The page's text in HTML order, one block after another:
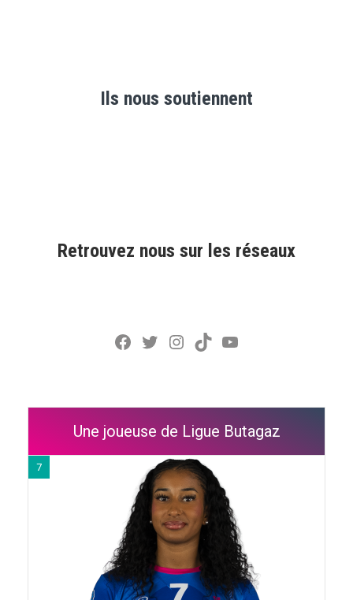
Ils nous soutiennent
Retrouvez nous sur les réseaux
Facebook
Twitter
Instagram
TikTokYouTube
Une joueuse de Ligue Butagaz
7